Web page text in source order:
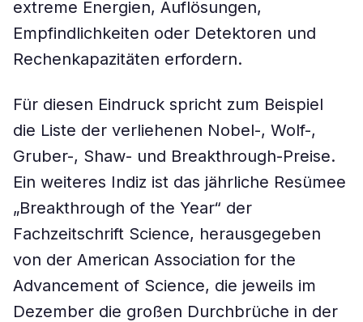
extreme Energien, Auflösungen,
Empfindlichkeiten oder Detektoren und
Rechenkapazitäten erfordern.
Für diesen Eindruck spricht zum Beispiel
die Liste der verliehenen Nobel-, Wolf-,
Gruber-, Shaw- und Breakthrough-Preise.
Ein weiteres Indiz ist das jährliche Resümee
„Breakthrough of the Year“ der
Fachzeitschrift Science, herausgegeben
von der American Association for the
Advancement of Science, die jeweils im
Dezember die großen Durchbrüche in der